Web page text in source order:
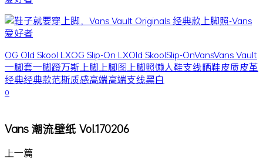
OG Old Skool LXOG Slip-On LXOld SkoolSlip-OnVansVans Vault
一脚套一脚蹬万斯 上脚 上脚图 上脚照懒人鞋支线晒鞋皮质皮革
经典经典款范斯质感高端高端支线黑白
0
Vans 潮流壁纸 Vol.170206
上一篇